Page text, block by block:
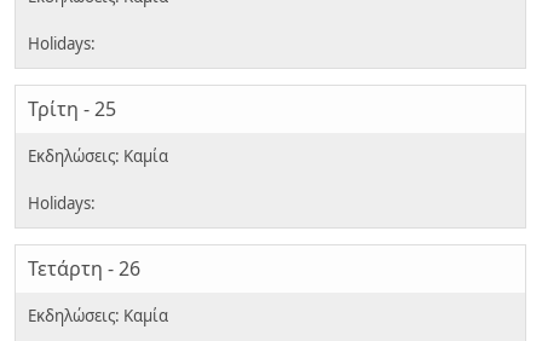
Τρίτη - 25
Τετάρτη - 26